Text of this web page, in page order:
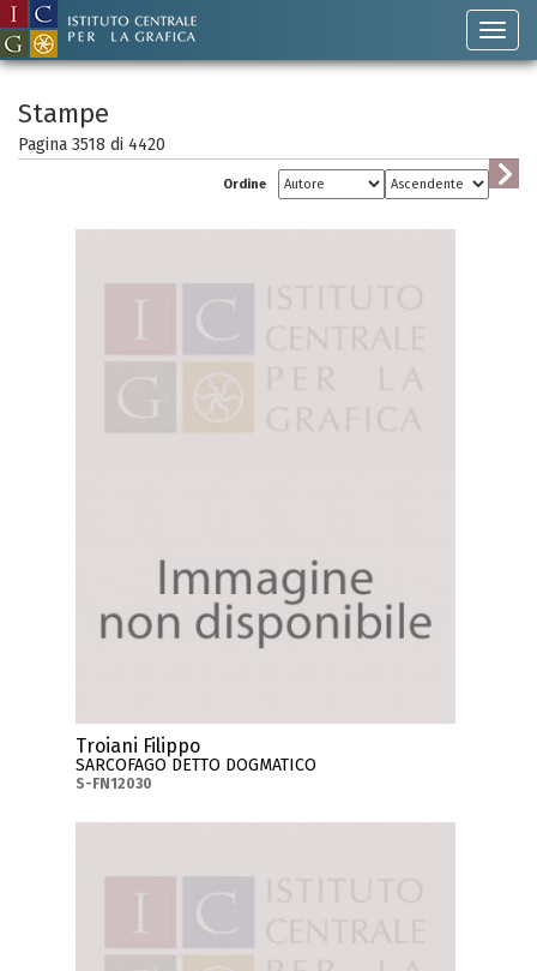
Stampe
Pagina 3518 di 4420
Ordine
Troiani Filippo
SARCOFAGO DETTO DOGMATICO
S-FN12030